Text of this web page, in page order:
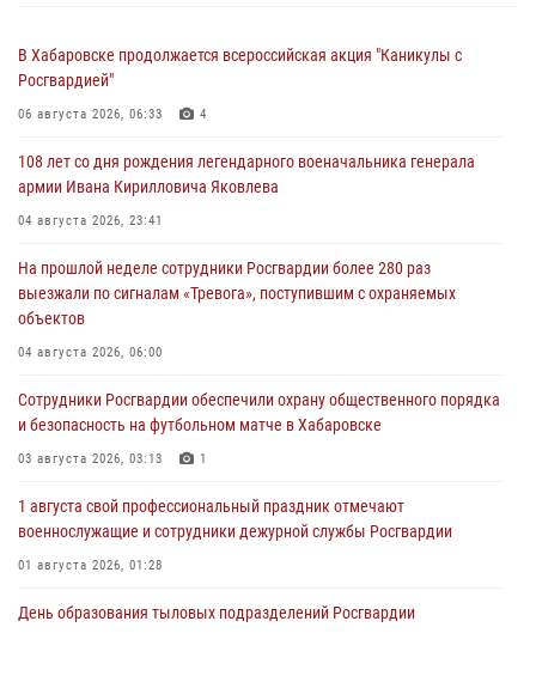
В Хабаровске продолжается всероссийская акция "Каникулы с
Росгвардией"
06 августа 2026, 06:33 4
108 лет со дня рождения легендарного военачальника генерала
армии Ивана Кирилловича Яковлева
04 августа 2026, 23:41
На прошлой неделе сотрудники Росгвардии более 280 раз
выезжали по сигналам «Тревога», поступившим с охраняемых
объектов
04 августа 2026, 06:00
Сотрудники Росгвардии обеспечили охрану общественного порядка
и безопасность на футбольном матче в Хабаровске
03 августа 2026, 03:13 1
1 августа свой профессиональный праздник отмечают
военнослужащие и сотрудники дежурной службы Росгвардии
01 августа 2026, 01:28
День образования тыловых подразделений Росгвардии